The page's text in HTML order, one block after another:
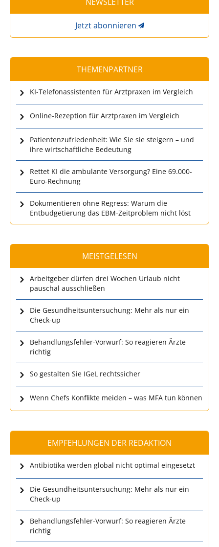
Jetzt abonnieren
THEMENPARTNER
KI-Telefonassistenten für Arztpraxen im Vergleich
Online-Rezeption für Arztpraxen im Vergleich
Patientenzufriedenheit: Wie Sie sie steigern – und
ihre wirtschaftliche Bedeutung
Rettet KI die ambulante Versorgung? Eine 69.000-
Euro-Rechnung
Dokumentieren ohne Regress: Warum die
Entbudgetierung das EBM-Zeitproblem nicht löst
MEISTGELESEN
Arbeitgeber dürfen drei Wochen Urlaub nicht
pauschal ausschließen
Die Gesundheitsuntersuchung: Mehr als nur ein
Check-up
Behandlungsfehler-Vorwurf: So reagieren Ärzte
richtig
So gestalten Sie IGeL rechtssicher
Wenn Chefs Konflikte meiden – was MFA tun können
EMPFEHLUNGEN DER REDAKTION
Antibiotika werden global nicht optimal eingesetzt
Die Gesundheitsuntersuchung: Mehr als nur ein
Check-up
Behandlungsfehler-Vorwurf: So reagieren Ärzte
richtig